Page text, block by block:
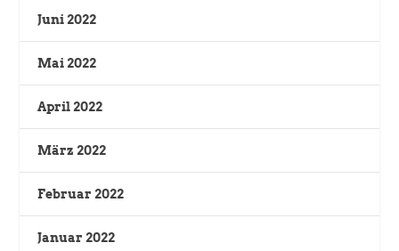
Juni 2022
Mai 2022
April 2022
März 2022
Februar 2022
Januar 2022